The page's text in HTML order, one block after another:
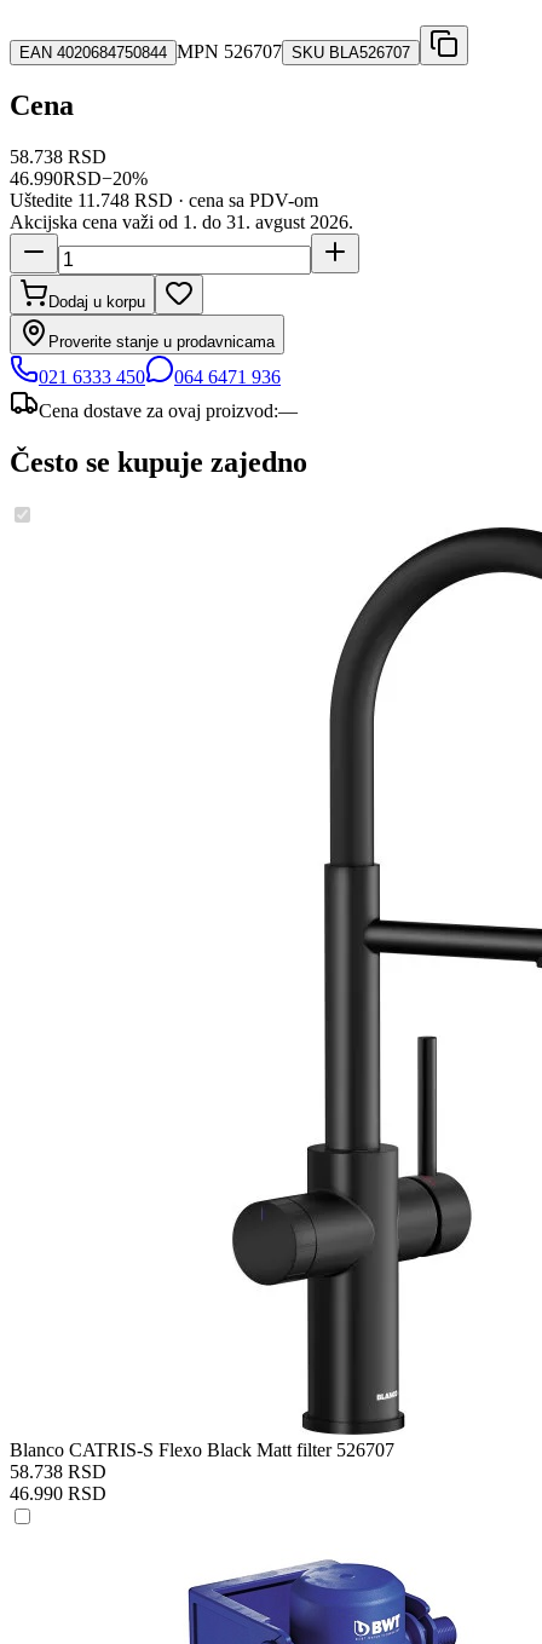
EAN 4020684750844 MPN 526707 SKU BLA526707
Cena
58.738 RSD
46.990RSD−20%
Uštedite 11.748 RSD · cena sa PDV-om
Akcijska cena važi od 1. do 31 . avgust 2026.
Dodaj u korpu
Proverite stanje u prodavnicama
021 6333 450
064 6471 936
Cena dostave za ovaj proizvod:—
Često se kupuje zajedno
Blanco CATRIS-S Flexo Black Matt filter 526707
58.738 RSD
46.990 RSD